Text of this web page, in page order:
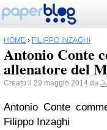
HOME › FILIPPO INZAGHI
Antonio Conte
allenatore del
Creato il 29 maggio 2014 da
Antonio Conte
Filippo Inzaghi